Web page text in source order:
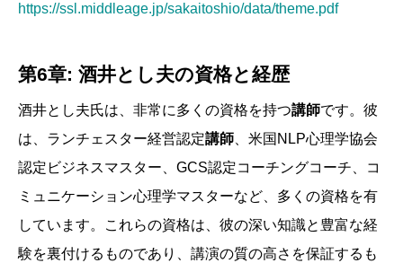
https://ssl.middleage.jp/sakaitoshio/data/theme.pdf
第6章: 酒井とし夫の資格と経歴
酒井とし夫氏は、非常に多くの資格を持つ講師です。彼
は、ランチェスター経営認定講師 、米国NLP心理学協会
認定ビジネスマスター、GCS認定コーチングコーチ、コ
ミュニケーション心理学マスターなど、多くの資格を有
しています。これらの資格は、彼の深い知識と豊富な経
験を裏付けるものであり、講演の質の高さを保証するも